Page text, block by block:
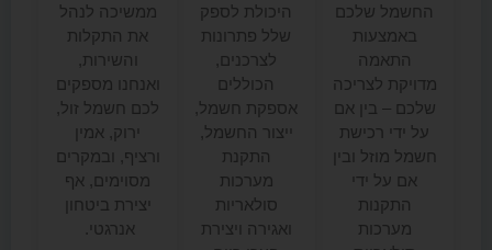
לצריכה
היכולת לספק
שלל פתרונות
לצרכנים,
הכוללים
אספקת חשמל,
ייצור החשמל,
התקנת
מערכות
סולאריות
ואגירה ויצירת
ממשיכה לנהל
את התקלות
והשירות,
ואנחנו מספקים
לכם חשמל זול,
ירוק, אמין
ורציף, ובמקרים
מסוימים, אף
יצירת ביטחון
אנרגטי.